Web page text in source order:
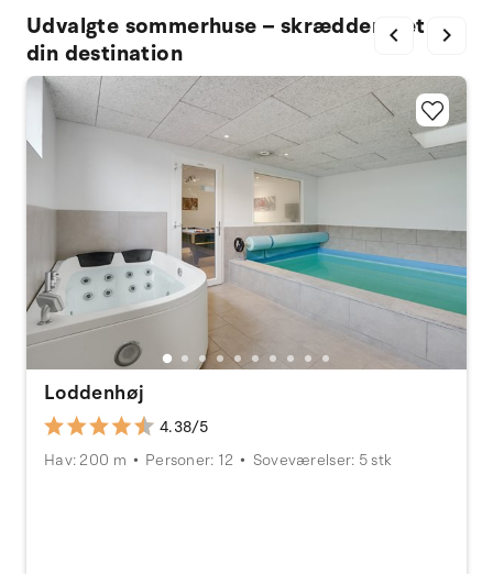
Udvalgte sommerhuse – skræddersyet til
din destination
Loddenhøj
4.38/5
Hav: 200 m
Personer: 12 Soveværelser: 5 stk
chevron_left chevron_right